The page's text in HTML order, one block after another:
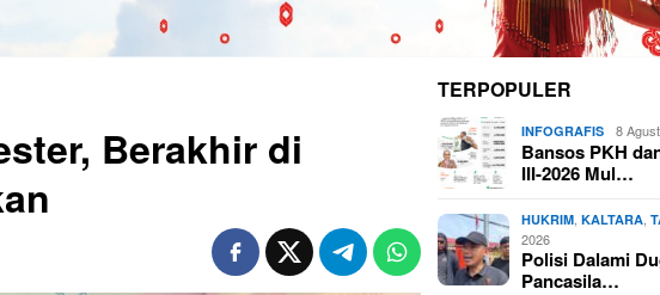
Berakhir di
TERPOPULER
INFOGRAFIS 8
Bansos PKH
III-2026 Mul…
HUKRIM ,KALTARA ,
2026
Polisi Dalami
Pancasila…